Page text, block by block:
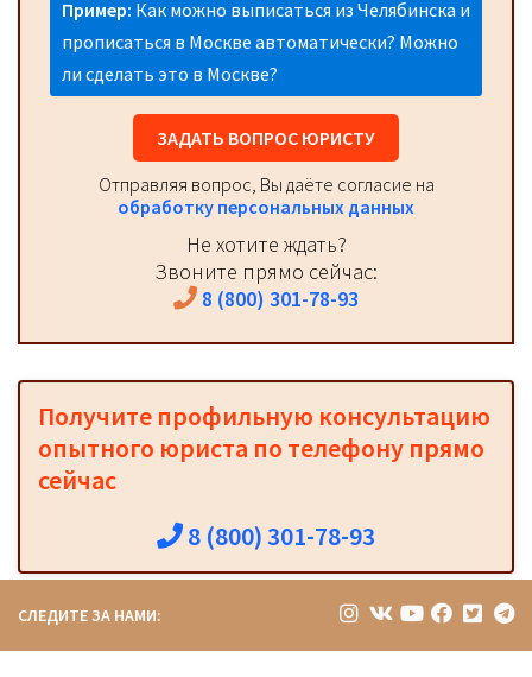
Пример: Как можно выписаться из Челябинска и
прописаться в Москве автоматически? Можно
ли сделать это в Москве?
ЗАДАТЬ ВОПРОС ЮРИСТУ
Отправляя вопрос, Вы даёте согласие на
обработку персональных данных
Не хотите ждать?
Звоните прямо сейчас:
8 (800) 301-78-93
Получите профильную консультацию
опытного юриста по телефону прямо
сейчас
8 (800) 301-78-93
СЛЕДИТЕ ЗА НАМИ: